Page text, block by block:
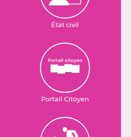
État civil
Portail Citoyen